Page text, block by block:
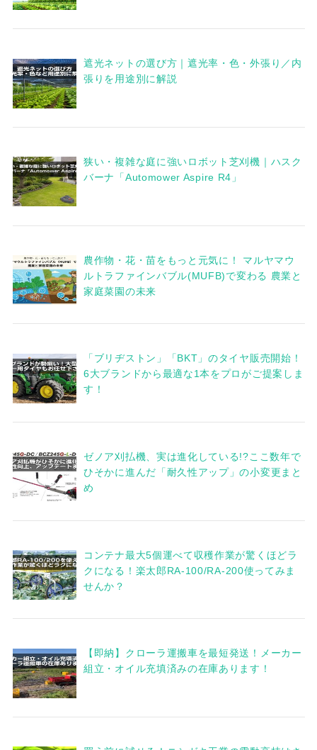
遮光ネットの選び方｜遮光率・色・外張り／内
張りを用途別に解説
狭い・複雑な庭に強いロボット芝刈機｜ハスク
バーナ「Automower Aspire R4」
農作物・花・苗をもっと元気に！ マルヤマウ
ルトラファインバブル(MUFB)で変わる 農業と
家庭菜園の未来
「ブリヂストン」「BKT」のタイヤ販売開始！
6大ブランドから最適な1本をプロがご提案しま
す！
ゼノア刈払機、実は進化している!?ここ数年で
ひそかに進んだ「耐久性アップ」の小変更まと
め
コンテナ最大5個運べて収穫作業が驚くほどラ
クになる！楽太郎RA-100/RA-200使ってみま
せんか？
【即納】クローラ運搬車を最短発送！メーカー
組立・オイル充填済みの在庫あります！